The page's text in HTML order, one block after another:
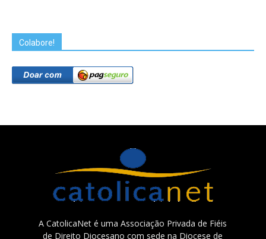
Colabore!
A CatolicaNet é uma Associação Privada de Fiéis
de Direito Diocesano com sede na Diocese de